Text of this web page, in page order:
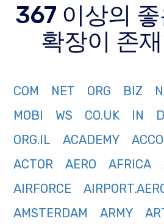
367 이상의
확장이 존
COM NET ORG BIZ
MOBI
WS CO.UK IN
ORG.IL
ACADEMY
ACTOR
AERO AFRICA
AIRFORCE
AMSTERDAM
ARMY